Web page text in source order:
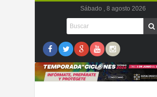
Sábado , 8 agosto 2026